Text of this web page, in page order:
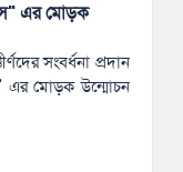
এর মোড়ক
সংবর্ধনা প্রদান
এর মোড়ক উন্মোচন